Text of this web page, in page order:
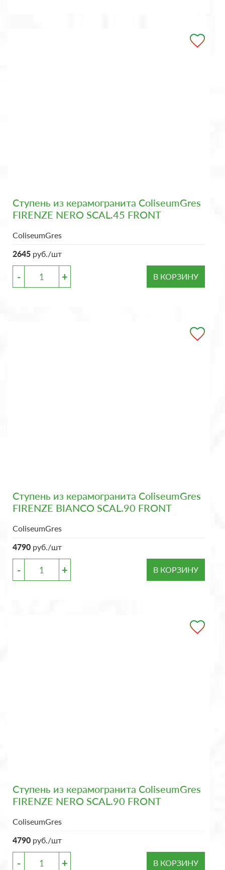
Ступень из керамогранита ColiseumGres
FIRENZE NERO SCAL.45 FRONT
ColiseumGres
2645 руб./шт
- + В КОРЗИНУ
Ступень из керамогранита ColiseumGres
FIRENZE BIANCO SCAL.90 FRONT
ColiseumGres
4790 руб./шт
- + В КОРЗИНУ
Ступень из керамогранита ColiseumGres
FIRENZE NERO SCAL.90 FRONT
ColiseumGres
4790 руб./шт
- + В КОРЗИНУ